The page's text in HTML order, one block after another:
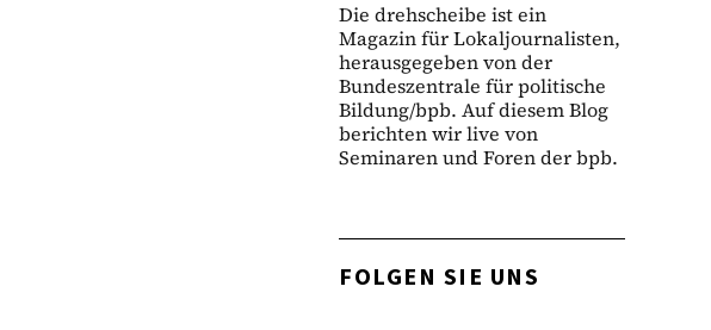
Die drehscheibe ist ein
Magazin für Lokaljournalisten,
herausgegeben von der
Bundeszentrale für politische
Bildung/bpb. Auf diesem Blog
berichten wir live von
Seminaren und Foren der bpb.
FOLGEN SIE UNS